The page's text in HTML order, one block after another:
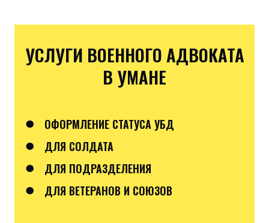
УСЛУГИ ВОЕННОГО АДВОКАТА
В УМАНЕ
●
ОФОРМЛЕНИЕ СТАТУСА УБД
● ДЛЯ СОЛДАТА
● ДЛЯ ПОДРАЗДЕЛЕНИЯ
● ДЛЯ ВЕТЕРАНОВ И СОЮЗОВ